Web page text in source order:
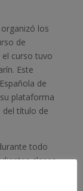
los
de
el curso tuvo
Este
de
plataforma
del título de
todo
clases
por el